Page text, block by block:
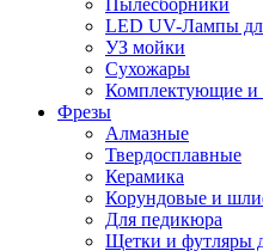
Пылесборники
LED UV-Лампы
УЗ мойки
Сухожары
Комплектующие и
Фрезы
Алмазные
Твердосплавные
Керамика
Корундовые и
Для педикюра
Щетки и футляры